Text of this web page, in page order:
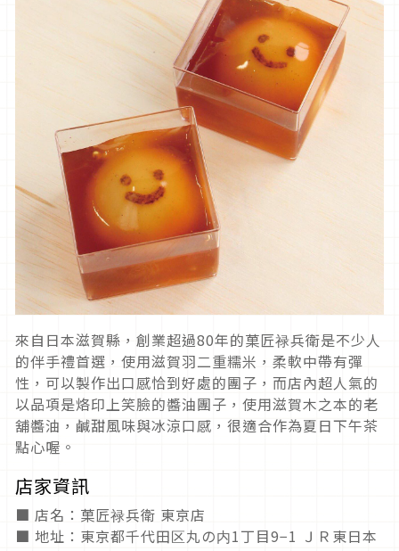
來自日本滋賀縣，創業超過80年的菓匠禄兵衛是不少人
的伴手禮首選，使用滋賀羽二重糯米，柔軟中帶有彈
性，可以製作出口感恰到好處的團子，而店內超人氣的
以品項是烙印上笑臉的醬油團子，使用滋賀木之本的老
舖醬油，鹹甜風味與冰涼口感，很適合作為夏日下午茶
點心喔。
店家資訊
■ 店名：菓匠禄兵衛 東京店
■ 地址：東京都千代田区丸の内1丁目9−1 ＪＲ東日本